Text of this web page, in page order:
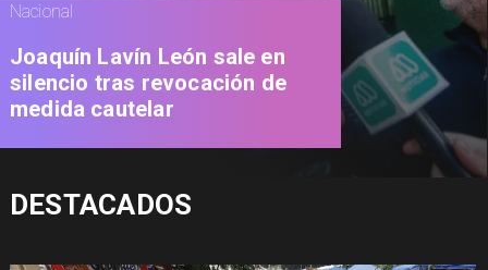
Nacional
Joaquín Lavín León sale en
silencio tras revocación de
medida cautelar
DESTACADOS